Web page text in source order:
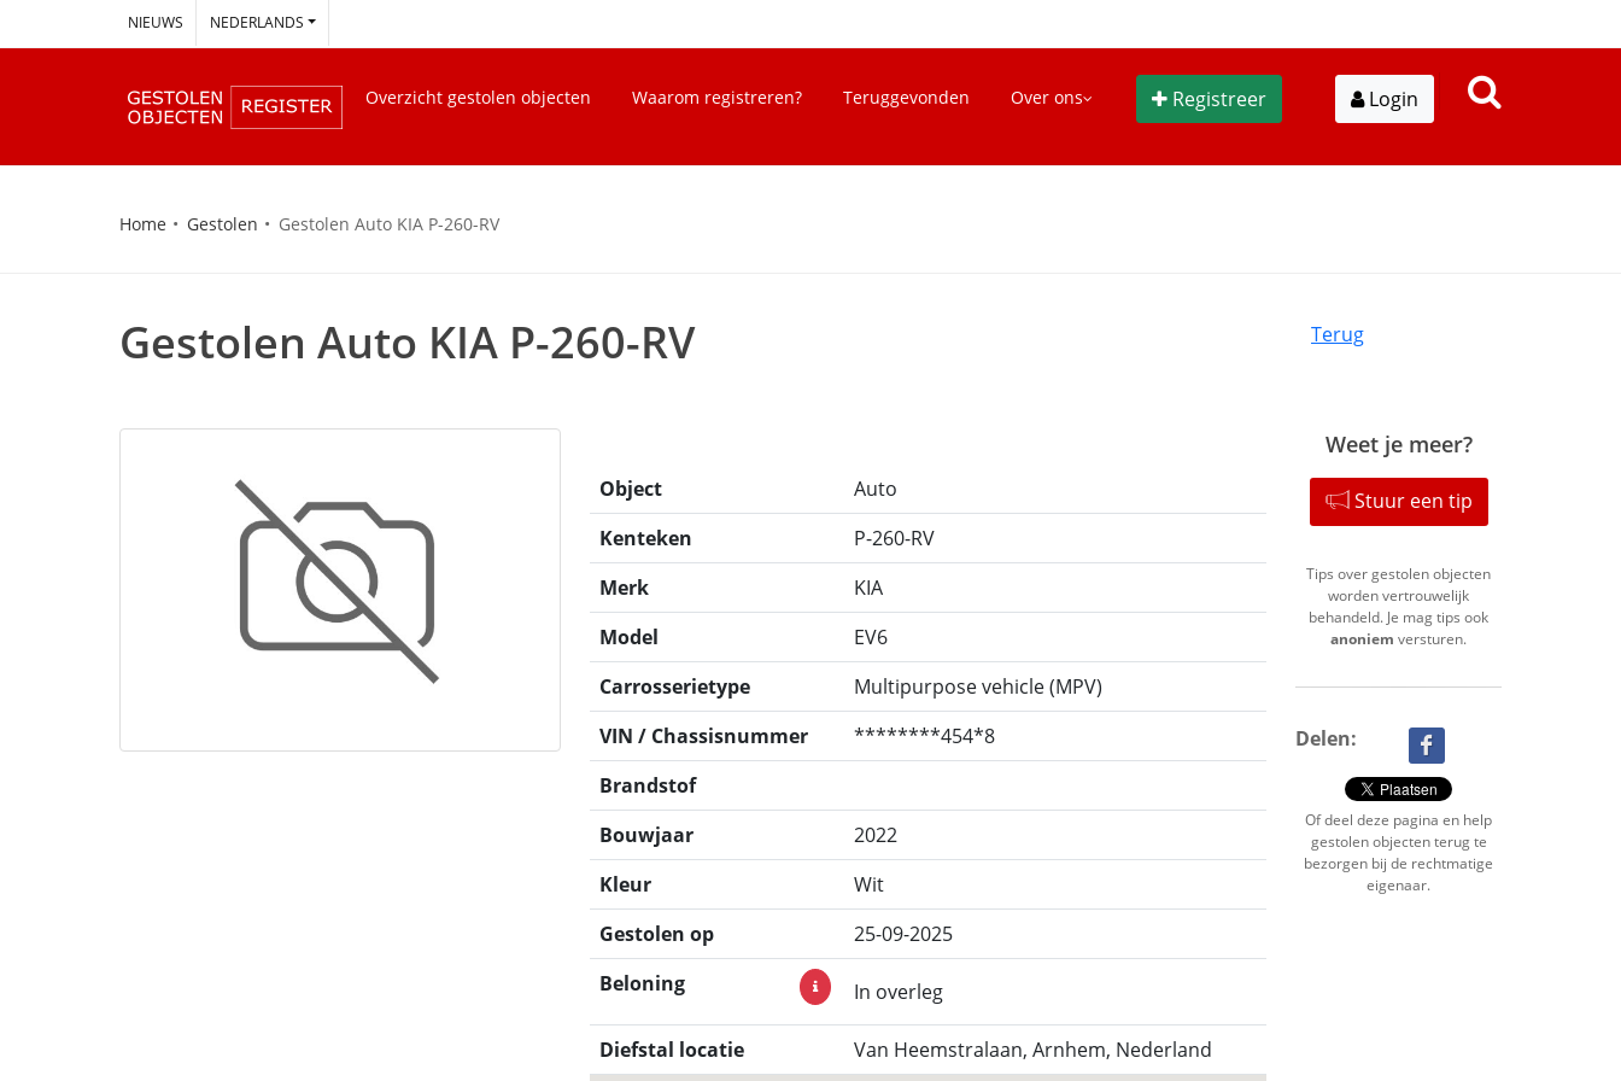
NIEUWS NEDERLANDS
Overzicht gestolen objecten Waarom registreren? Teruggevonden Over ons Registreer Login
Home Gestolen Gestolen Auto KIA P-260-RV
Gestolen Auto KIA P-260-RV Terug
Object
Auto
Kenteken
P-260-RV
Merk
KIA
Model
EV6
Carrosserietype
Multipurpose vehicle (MPV)
VIN / Chassisnummer
********454*8
Brandstof
Bouwjaar
2022
Kleur
Wit
Gestolen op
25-09-2025
Beloning
In overleg
Diefstal locatie Van Heemstralaan, Arnhem, Nederland
Weet je meer?
Stuur een tip
Tips over gestolen objecten
worden vertrouwelijk
behandeld. Je mag tips ook
anoniem versturen.
Delen:
Of deel deze pagina en help
gestolen objecten terug te
bezorgen bij de rechtmatige
eigenaar.